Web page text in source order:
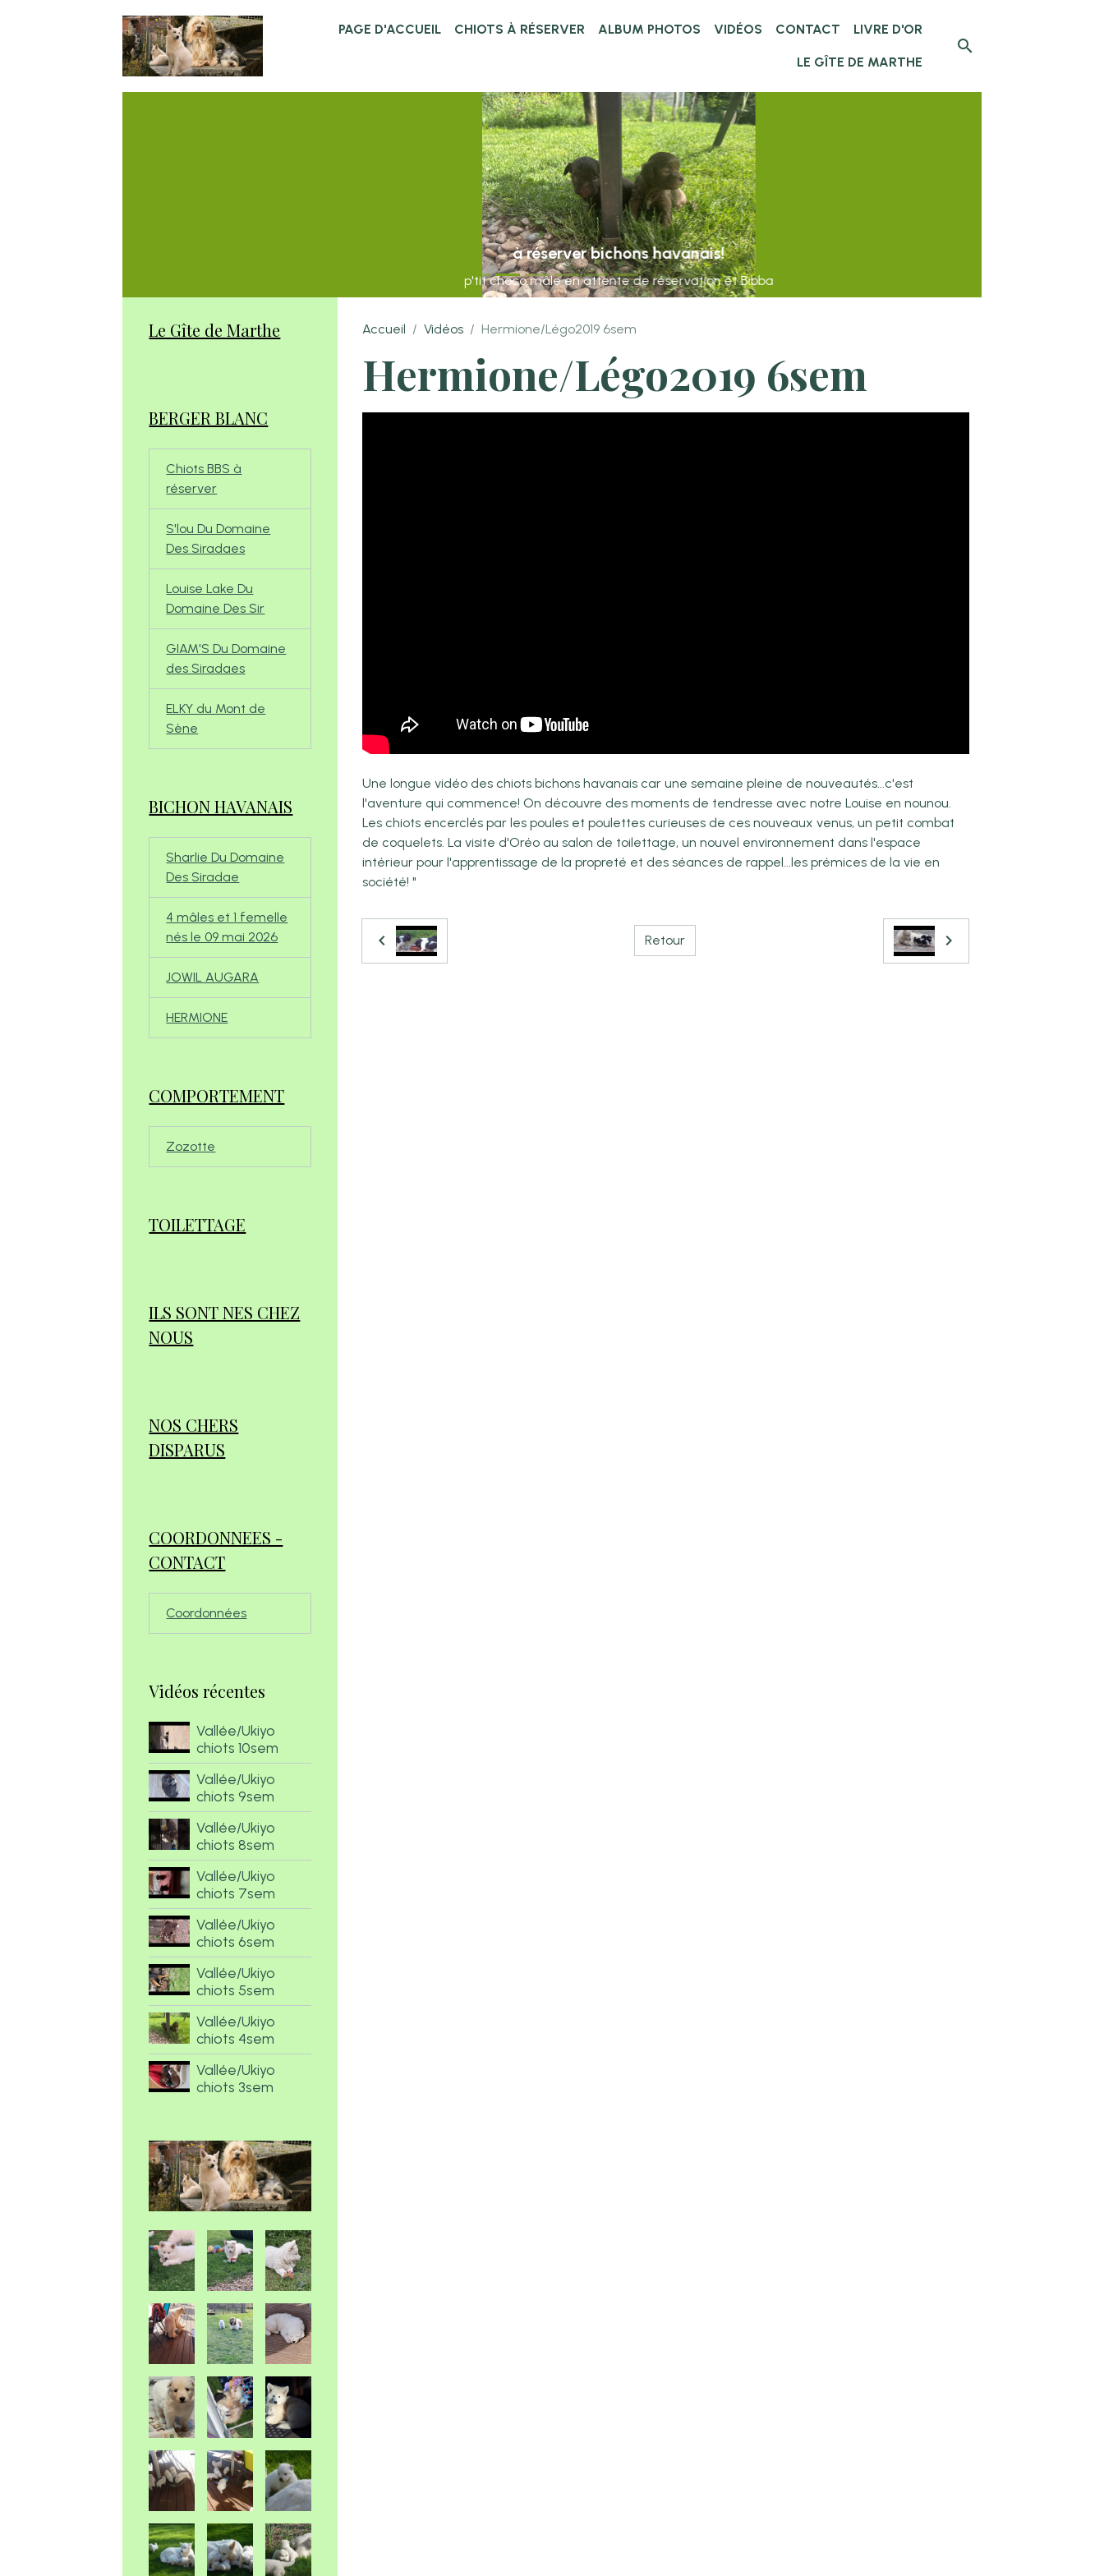
PAGE D'ACCUEIL CHIOTS À RÉSERVER ALBUM PHOTOS VIDÉOS CONTACT LIVRE D'OR
LE GÎTE DE MARTHE
à réserver bichons havanais!
p'tit choco mâle en attente de réservation et Bibba
Accueil Vidéos Hermione/Légo2019 6sem
Hermione/Légo2019 6sem
Une longue vidéo des chiots bichons havanais car une semaine pleine de nouveautés...c'est
l'aventure qui commence! On découvre des moments de tendresse avec notre Louise en nounou.
Les chiots encerclés par les poules et poulettes curieuses de ces nouveaux venus, un petit combat
de coquelets. La visite d'Oréo au salon de toilettage, un nouvel environnement dans l'espace
intérieur pour l'apprentissage de la propreté et des séances de rappel...les prémices de la vie en
société! "
Retour
Le Gîte de Marthe
BERGER BLANC
Chiots BBS à
réserver
S'lou Du Domaine
Des Siradaes
Louise Lake Du
Domaine Des Sir
GIAM'S Du Domaine
des Siradaes
ELKY du Mont de
Sène
BICHON HAVANAIS
Sharlie Du Domaine
Des Siradae
4 mâles et 1 femelle
nés le 09 mai 2026
JOWIL AUGARA
HERMIONE
COMPORTEMENT
Zozotte
TOILETTAGE
ILS SONT NES CHEZ
NOUS
NOS CHERS
DISPARUS
COORDONNEES -
CONTACT
Coordonnées
Vidéos récentes
Vallée/Ukiyo
chiots 10sem
Vallée/Ukiyo
chiots 9sem
Vallée/Ukiyo
chiots 8sem
Vallée/Ukiyo
chiots 7sem
Vallée/Ukiyo
chiots 6sem
Vallée/Ukiyo
chiots 5sem
Vallée/Ukiyo
chiots 4sem
Vallée/Ukiyo
chiots 3sem